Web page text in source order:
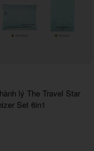
lý The Travel Star
Set 6in1